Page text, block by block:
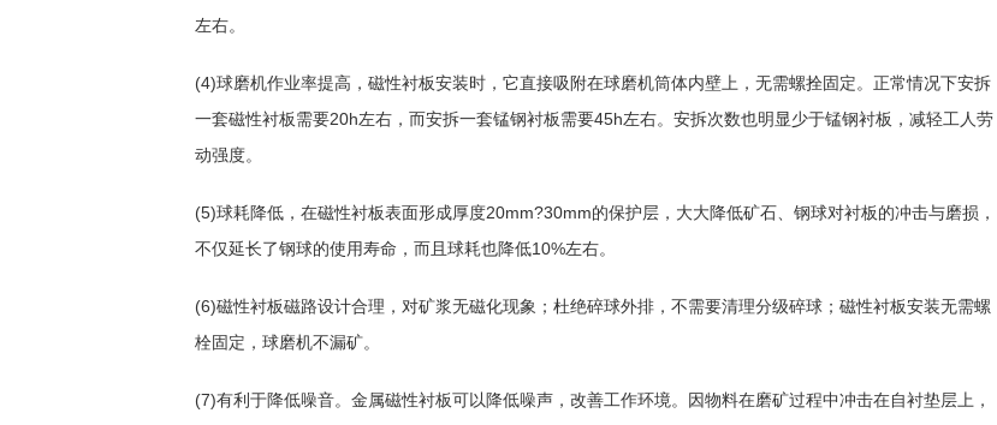
左右。
(4)球磨机作业率提高，磁性衬板安装时，它直接吸附在球磨机筒体内壁上，无需螺拴固定。正常情况下安拆
一套磁性衬板需要20h左右，而安拆一套锰钢衬板需要45h左右。安拆次数也明显少于锰钢衬板，减轻工人劳
动强度。
(5)球耗降低，在磁性衬板表面形成厚度20mm?30mm的保护层，大大降低矿石、钢球对衬板的冲击与磨损，
不仅延长了钢球的使用寿命，而且球耗也降低10%左右。
(6)磁性衬板磁路设计合理，对矿浆无磁化现象；杜绝碎球外排，不需要清理分级碎球；磁性衬板安装无需螺
栓固定，球磨机不漏矿。
(7)有利于降低噪音。金属磁性衬板可以降低噪声，改善工作环境。因物料在磨矿过程中冲击在自衬垫层上，